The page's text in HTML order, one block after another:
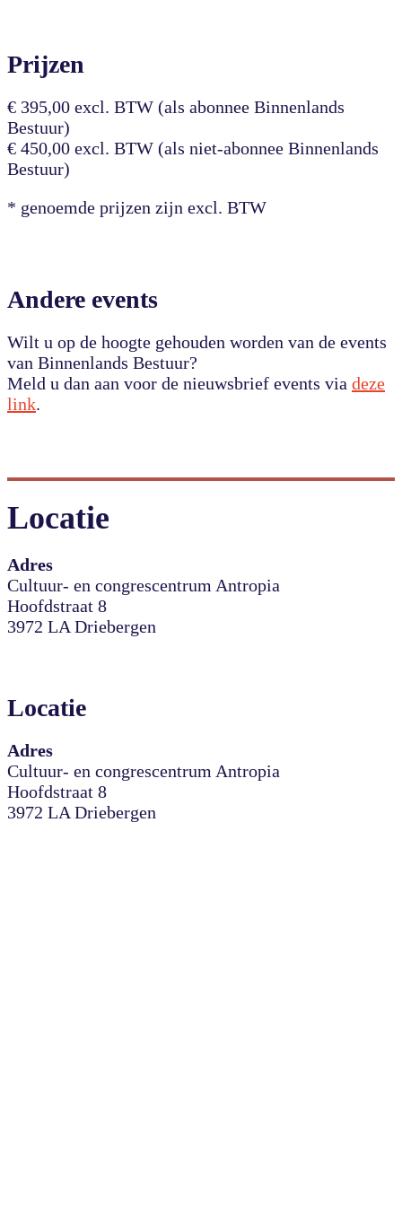
Prijzen
€ 395,00 excl. BTW (als abonnee Binnenlands
Bestuur)
€ 450,00 excl. BTW (als niet-abonnee Binnenlands
Bestuur)
* genoemde prijzen zijn excl. BTW
Andere events
Wilt u op de hoogte gehouden worden van de events
van Binnenlands Bestuur?
Meld u dan aan voor de nieuwsbrief events via deze
link.
Locatie
Adres
Cultuur- en congrescentrum Antropia
Hoofdstraat 8
3972 LA Driebergen
Locatie
Adres
Cultuur- en congrescentrum Antropia
Hoofdstraat 8
3972 LA Driebergen